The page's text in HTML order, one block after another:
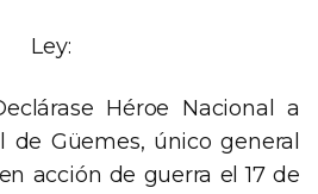
Ley:
Héroe Nacional a
Güemes, único general
acción de guerra el 17 de